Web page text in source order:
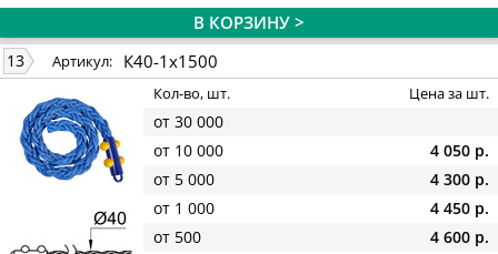
В КОРЗИНУ >
13 Артикул: К40-1х1500
Кол-во, шт. Цена за шт.
от 30 000
от 10 000
4 050 р.
от 5 000
4 300 р.
от 1 000
4 450 р.
от 500
4 600 р.